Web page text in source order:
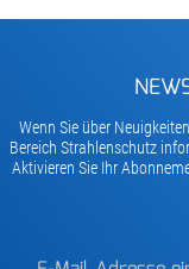
Wenn Sie über
Bereich Strahlenschutz
Aktivieren Sie Ihr